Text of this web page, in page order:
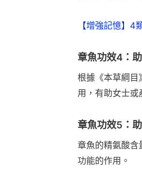
【增強記憶】4
章魚功效4：
根據《本草綱目
用，有助女士或
章魚功效5：
章魚的精氨酸含
功能的作用。